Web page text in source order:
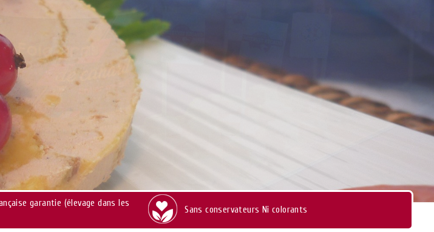
garantie (élevage dans les
Sans conservateurs Ni colorants